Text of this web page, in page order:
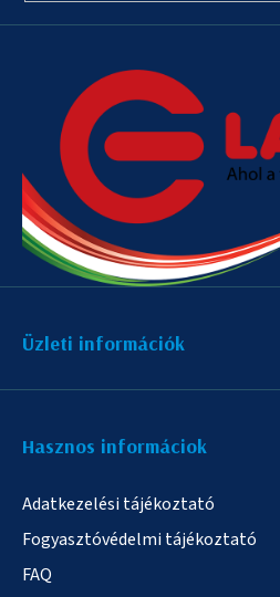
Üzleti információk
Hasznos informáciok
Adatkezelési tájékoztató
Fogyasztóvédelmi tájékoztató
FAQ